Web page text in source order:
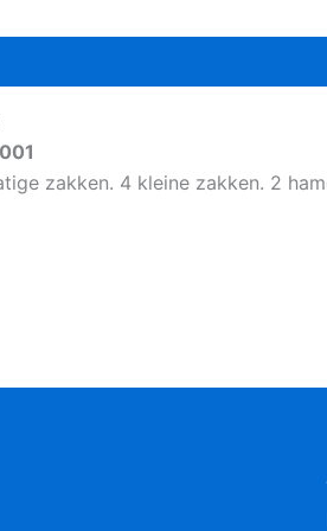
zakken. 4 kleine zakken. 2